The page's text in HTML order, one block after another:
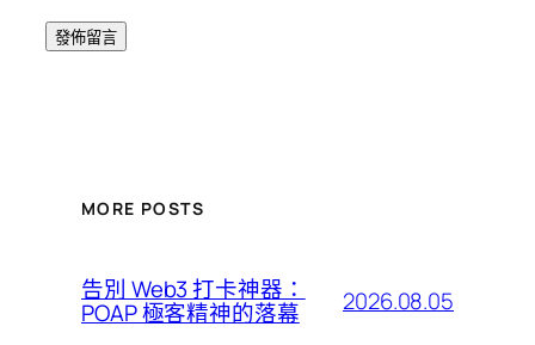
MORE POSTS
告別 Web3 打卡神器：
POAP 極客精神的落幕 2026.08.05